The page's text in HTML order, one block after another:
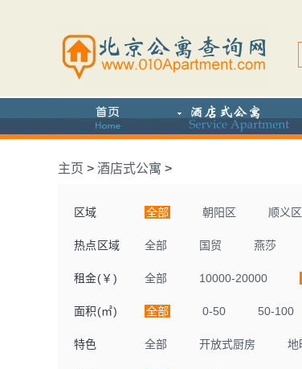
主页 > 酒店式公寓 >
区域 全部 朝阳区 顺义区
热点区域 全部 国贸 燕莎
租金(￥) 全部 10000-20000
面积(㎡) 全部 0-50 50-100
特色 全部 开放式厨房 地